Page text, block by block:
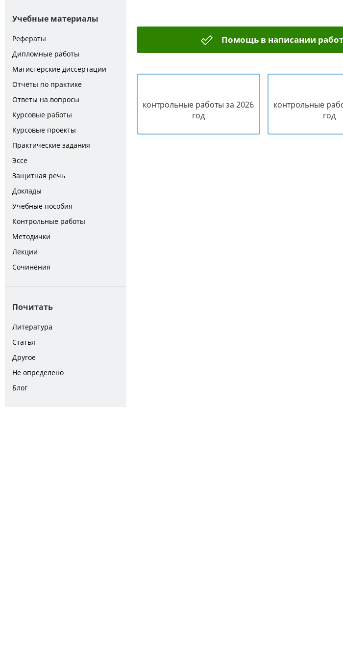
Учебные материалы
Рефераты
Дипломные работы
Магистерские диссертации
Отчеты по практике
Ответы на вопросы
Курсовые работы
Курсовые проекты
Практические задания
Эссе
Защитная речь
Доклады
Учебные пособия
Контрольные работы
Методички
Лекции
Сочинения
Почитать
Литература
Статья
Другое
Не определено
Блог
Помощь в написании
контрольные работы за 2026
год
контрольные
год